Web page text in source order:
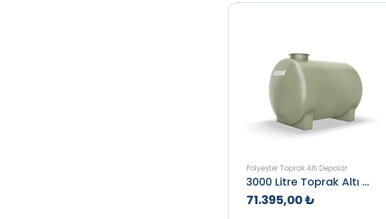
Polyester Toprak Altı Depolar
3000 Litre Toprak Altı Depo
71.395,00 ₺